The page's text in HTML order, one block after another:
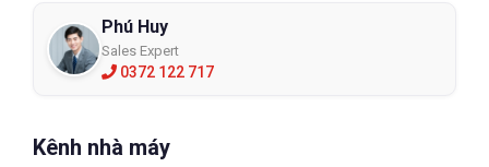
Phú Huy
Sales Expert
0372 122 717
Kênh nhà máy